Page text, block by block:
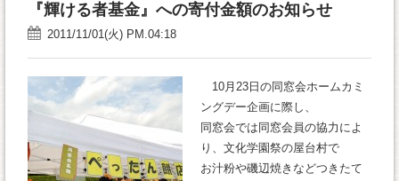
『輝ける者基金』への寄付金額のお知らせ
2011/11/01(火) PM.04:18
10月23日の同窓会ホームカミ
ングデー企画に際し、
同窓会では同窓会員の協力によ
り、文化学園祭の屋台村で
お汁粉や磯辺焼きなどつきたて